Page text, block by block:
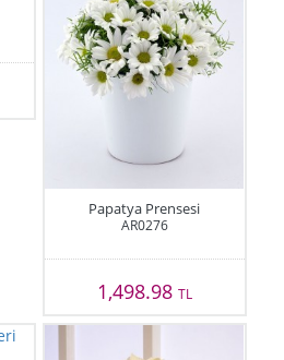
Papatya Prensesi
AR0276
1,498.98 TL